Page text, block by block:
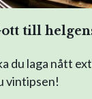
till
du laga nått
vintipsen!